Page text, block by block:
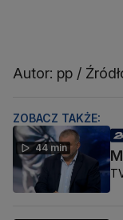
Autor: pp /
ZOBACZ TAKŻE:
44 min